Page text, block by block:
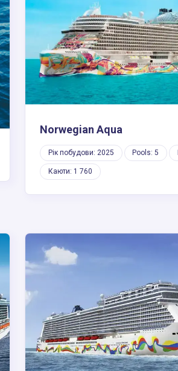
Norwegian Aqua
Рік побудови: 2025 Pools: 5
Каюти: 1 760